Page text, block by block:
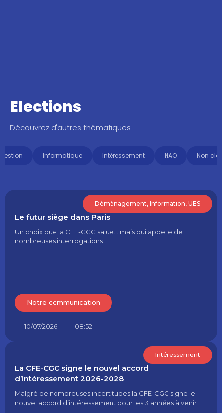
Elections
Découvrez d'autres thématiques
Informatique Intéressement NAO Non
Déménagement, Information, UES
Le futur siège dans Paris
Un choix que la CFE-CGC salue… mais qui appelle de
nombreuses interrogations
Notre communication
10/07/2026 08:52
Intéressement
La CFE-CGC signe le nouvel accord
d’intéressement 2026-2028
Malgré de nombreuses incertitudes la CFE-CGC signe le
nouvel accord d’intéressement pour les 3 années à venir